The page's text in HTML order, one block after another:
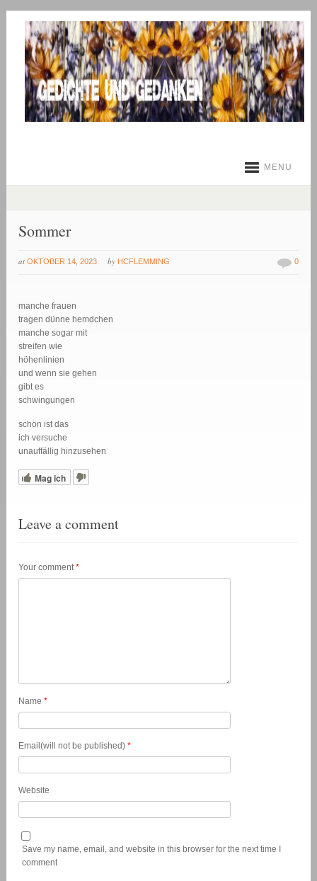
MENU
Sommer
at OKTOBER 14, 2023 by HCFLEMMING 0
manche frauen
tragen dünne hemdchen
manche sogar mit
streifen wie
höhenlinien
und wenn sie gehen
gibt es
schwingungen
schön ist das
ich versuche
unauffällig hinzusehen
Mag ich
Leave a comment
Your comment*
Name*
Email(will not be published)*
Website
Save my name, email, and website in this browser for the next time I
comment